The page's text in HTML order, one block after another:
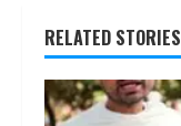
RELATED STORIES